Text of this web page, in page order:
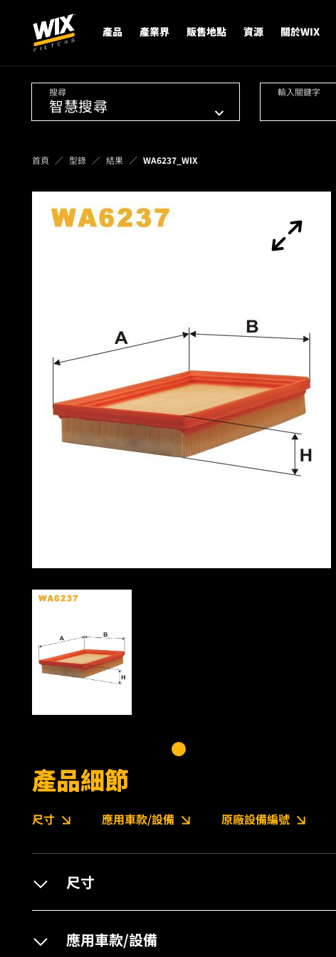
產品 產業界 販售地點 資源 關於WIX
搜尋 輸入關鍵字
首頁 型錄 結果 WA6237_WIX
產品細節
尺寸 應用車款/設備 原廠設備編號
尺寸
應用車款/設備